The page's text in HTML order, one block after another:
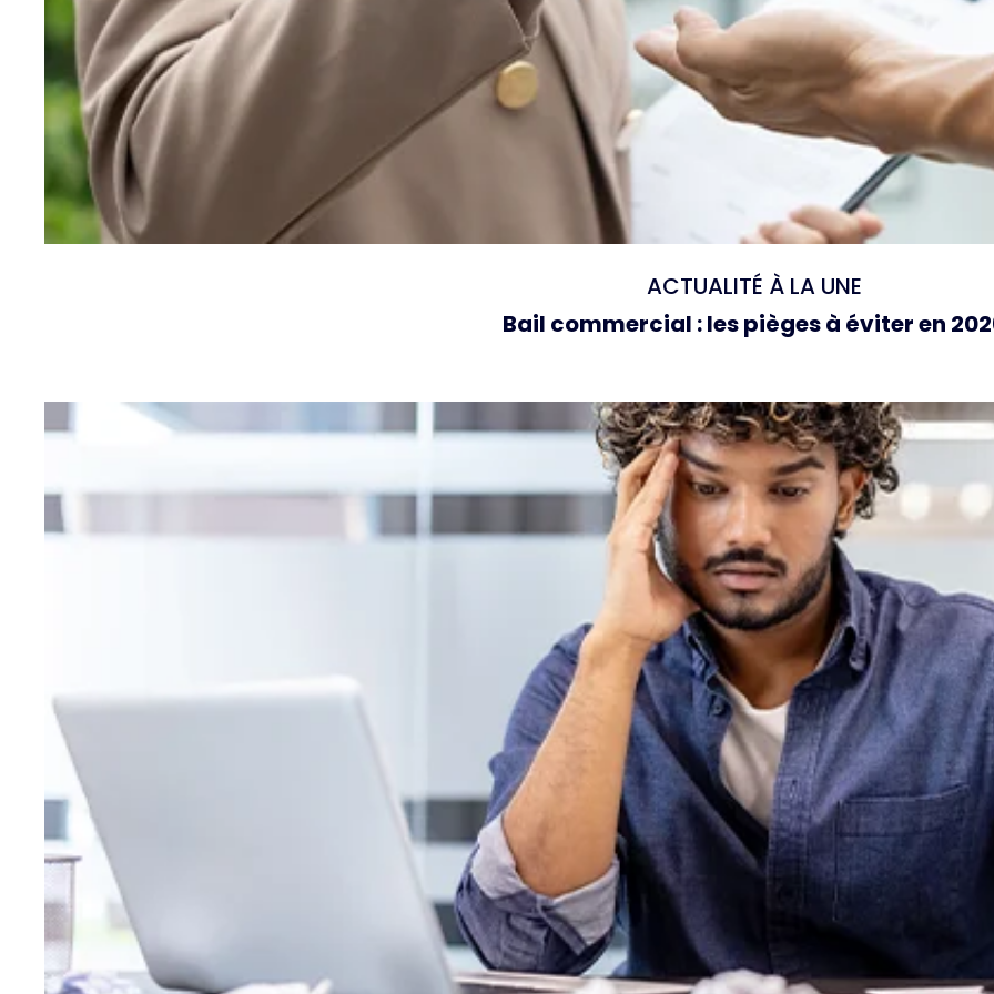
ACTUALITÉ À LA UNE
Bail commercial : les pièges à éviter en